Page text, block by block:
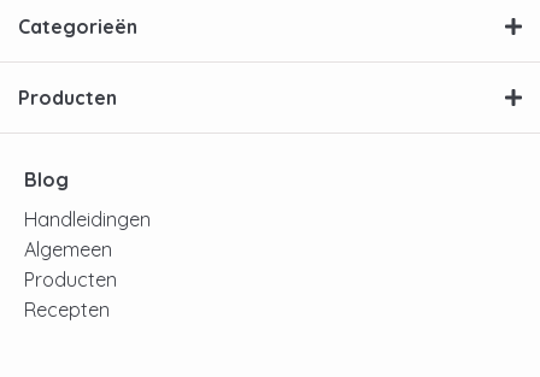
Categorieën
Producten
Blog
Handleidingen
Algemeen
Producten
Recepten